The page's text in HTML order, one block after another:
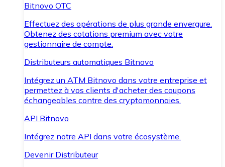
Bitnovo OTC
Effectuez des opérations de plus grande envergure.
Obtenez des cotations premium avec votre
gestionnaire de compte.
Distributeurs automatiques Bitnovo
Intégrez un ATM Bitnovo dans votre entreprise et
permettez à vos clients d'acheter des coupons
échangeables contre des cryptomonnaies.
API Bitnovo
Intégrez notre API dans votre écosystème.
Devenir Distributeur